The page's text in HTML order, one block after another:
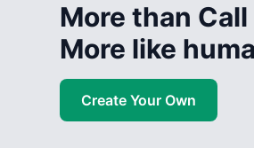
More than
More like
Create Your Own